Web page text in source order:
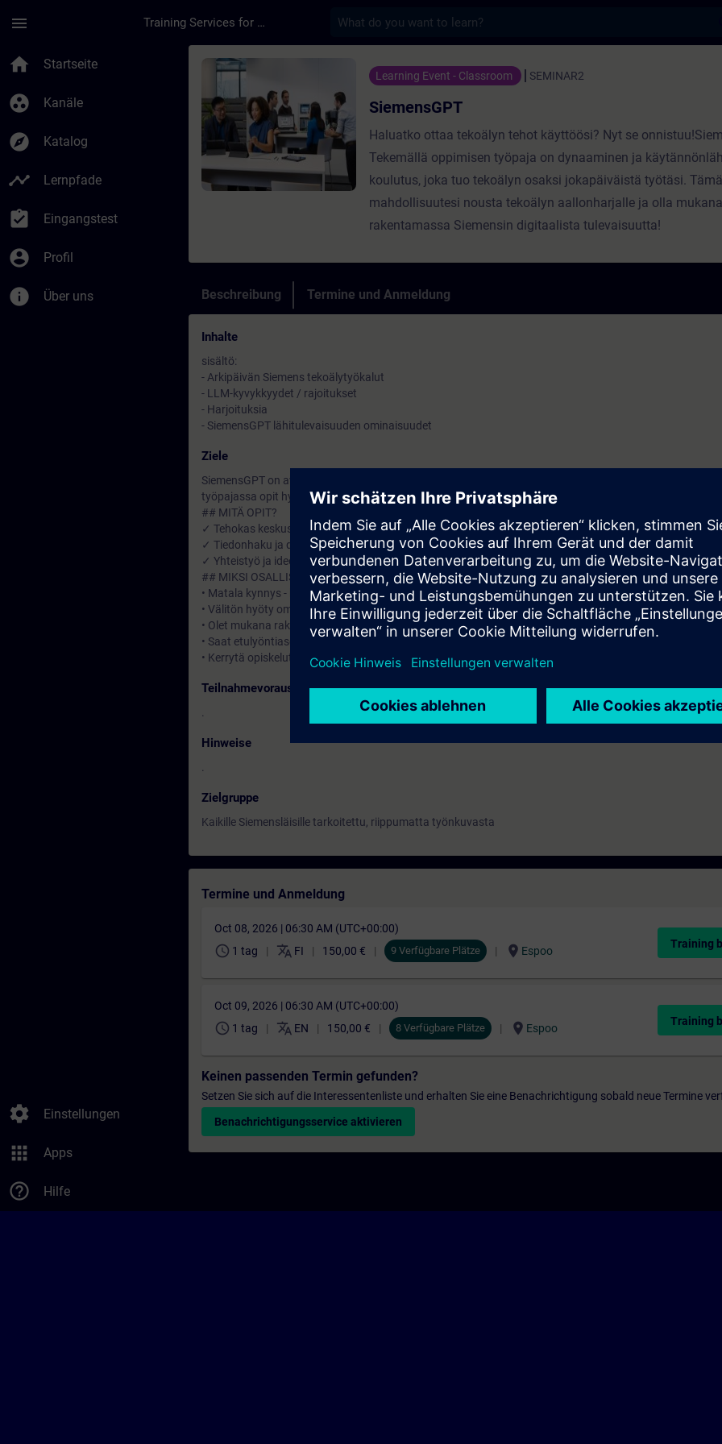
menu Training Services for Digital Industries
home Startseite
group_work Kanäle
explore Katalog
timeline Lernpfade
assignment_turned_in Eingangstest
account_circle Profil
info Über uns
settings Einstellungen
apps Apps
help_outline Hilfe
Kurs - SiemensGPT - Training - Schulung - Weiterbildung |
Learning Event - Classroom SEMINAR2
SiemensGPT
Haluatko ottaa tekoälyn tehot käyttöösi? Nyt se
Tekemällä oppimisen työpaja on dynaaminen ja
koulutus, joka tuo tekoälyn osaksi jokapäiväistä työtäsi.
mahdollisuutesi nousta tekoälyn aallonharjalle ja olla mukana
rakentamassa Siemensin digitaalista tulevaisuutta!
Beschreibung Termine und Anmeldung
Inhalte
sisältö:
- Arkipäivän Siemens tekoälytyökalut
- LLM-kyvykkyydet / rajoitukset
- Harjoituksia
- SiemensGPT lähitulevaisuuden ominaisuudet
Ziele
SiemensGPT on avain tekoälyn arkipäiväistämiseen ja Siemensin teknologiajohtajuuden vahvistamiseen.
työpajassa opit hyödyntämään tekoälyä tavalla, joka muuttaa työskentelytapasi pysyvästi.
## MITÄ OPIT?
✓ Tehokas keskustelu tekoälyn kanssa
✓ Tiedonhaku ja dokumenttien käsittely
✓ Yhteistyö ja ideoiden jakaminen
## MIKSI OSALLISTUA?
• Matala kynnys - helppo aloittaa
• Välitön hyöty omaan työhösi
• Olet mukana rakentamassa ONE Tech Company -visiota
• Saat etulyöntiaseman tekoälyn hyödyntämisessä
• Kerrytä opiskelutunteja (Learning hours)
Teilnahmevoraussetzung
Hinweise
Zielgruppe
Kaikille Siemensläisille tarkoitettu, riippumatta työnkuvasta
Termine und Anmeldung
Oct 08, 2026 | 06:30 AM (UTC+00:00)
schedule 1 tag translate FI 150,00 € 9 Verfügbare Plätze location_on Espoo
Training
Oct 09, 2026 | 06:30 AM (UTC+00:00)
schedule 1 tag translate EN 150,00 € 8 Verfügbare Plätze location_on Espoo
Training
Keinen passenden Termin gefunden?
Setzen Sie sich auf die Interessentenliste und erhalten Sie eine Benachrichtigung sobald neue Termine
Benachrichtigungsservice aktivieren